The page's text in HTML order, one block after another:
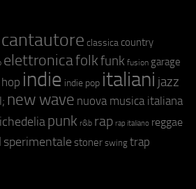
cantautore classica country
elettronicafolkfunk fusion garage
indie indie pop italiani jazz
new wave nuova musica italiana
punk r&b rap rap italiano reggae
sperimentale stoner swing trap